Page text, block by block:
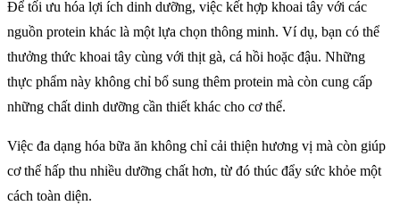
Để tối ưu hóa lợi ích dinh dưỡng, việc kết hợp khoai tây với các
nguồn protein khác là một lựa chọn thông minh. Ví dụ, bạn có thể
thưởng thức khoai tây cùng với thịt gà, cá hồi hoặc đậu. Những
thực phẩm này không chỉ bổ sung thêm protein mà còn cung cấp
những chất dinh dưỡng cần thiết khác cho cơ thể.
Việc đa dạng hóa bữa ăn không chỉ cải thiện hương vị mà còn giúp
cơ thể hấp thu nhiều dưỡng chất hơn, từ đó thúc đẩy sức khỏe một
cách toàn diện.